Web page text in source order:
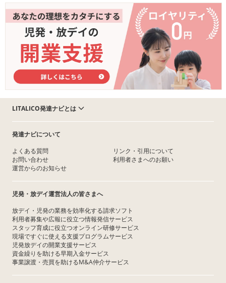
LITALICO発達ナビとは
発達ナビについて
よくある質問
お問い合わせ
運営からのお知らせ
リンク・引用について
利用者さまへのお願い
児発・放デイ運営法人の皆さまへ
放デイ・児発の業務を効率化する請求ソフト
利用者募集や広報に役立つ情報発信サービス
スタッフ育成に役立つオンライン研修サービス
現場ですぐに使える支援プログラムサービス
児発放デイの開業支援サービス
資金繰りを助ける早期入金サービス
事業譲渡・売買を助けるM&A仲介サービス